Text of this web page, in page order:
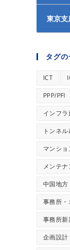
東京支
タグ
ICT
PPP/PFI
インフラ
トンネ
マンショ
メンテナ
中国地方
事務所・
事務所新
企画設計